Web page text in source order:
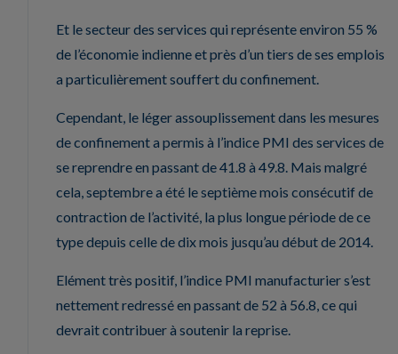
Et le secteur des services qui représente environ 55 %
de l’économie indienne et près d’un tiers de ses emplois
a particulièrement souffert du confinement.
Cependant, le léger assouplissement dans les mesures
de confinement a permis à l’indice PMI des services de
se reprendre en passant de 41.8 à 49.8. Mais malgré
cela, septembre a été le septième mois consécutif de
contraction de l’activité, la plus longue période de ce
type depuis celle de dix mois jusqu’au début de 2014.
Elément très positif, l’indice PMI manufacturier s’est
nettement redressé en passant de 52 à 56.8, ce qui
devrait contribuer à soutenir la reprise.